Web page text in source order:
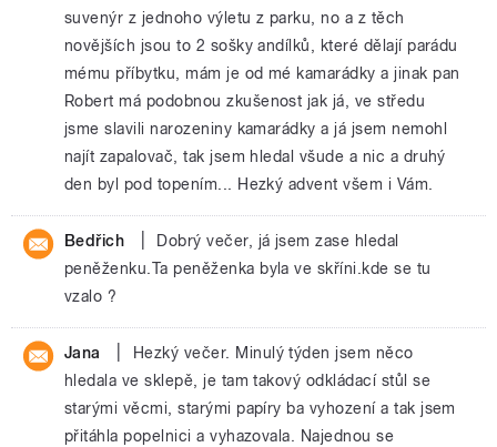
suvenýr z jednoho výletu z parku, no a z těch
novějších jsou to 2 sošky andílků, které dělají parádu
mému příbytku, mám je od mé kamarádky a jinak pan
Robert má podobnou zkušenost jak já, ve středu
jsme slavili narozeniny kamarádky a já jsem nemohl
najít zapalovač, tak jsem hledal všude a nic a druhý
den byl pod topením... Hezký advent všem i Vám.
Bedřich
Dobrý večer, já jsem zase hledal
peněženku.Ta peněženka byla ve skříni.kde se tu
vzalo ?
Jana
Hezký večer. Minulý týden jsem něco
hledala ve sklepě, je tam takový odkládací stůl se
starými věcmi, starými papíry ba vyhození a tak jsem
přitáhla popelnici a vyhazovala. Najednou se